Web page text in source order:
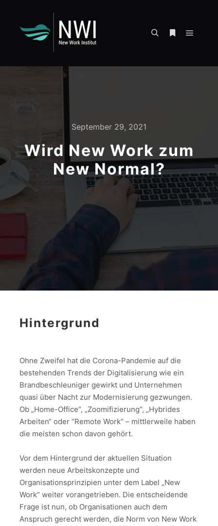
September 29, 2021
Wird New Work zum
New Normal?
Hintergrund
Ohne Zweifel hat die Corona-Pandemie auf die
bestehenden Trends der Digitalisierung wie ein
Brandbeschleuniger gewirkt und Unternehmen
quasi über Nacht zur Modernisierung gezwungen.
Ob „Home-Office“, „Zoomifizierung“, „Hybrides
Arbeiten“ oder “Remote Work“ – mittlerweile haben
die meisten schon davon gehört.
Vor dem Hintergrund der aktuellen Situation
werden neue Arbeitskonzepte und
Organisationsprinzipien unter dem Label „New
Work“ weiter vorangetrieben. Die entscheidende
Frage ist nun, ob Organisationen auch dem
Anspruch gerecht werden, die Norm von New Work